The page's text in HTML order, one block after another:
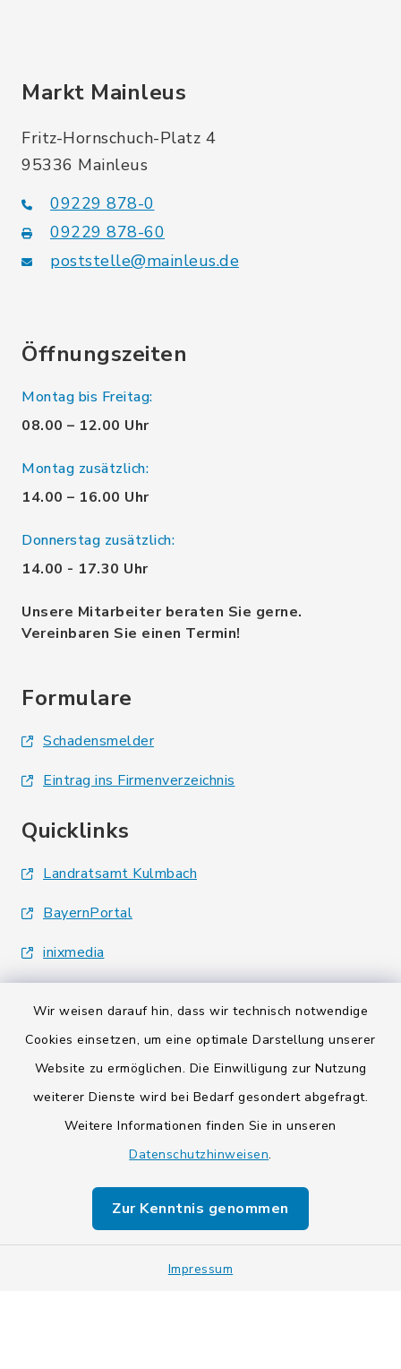
Wir weisen darauf hin, dass wir technisch notwendige
Cookies einsetzen, um eine optimale Darstellung unserer
Website zu ermöglichen. Die Einwilligung zur Nutzung
weiterer Dienste wird bei Bedarf gesondert abgefragt.
Weitere Informationen finden Sie in unseren
Datenschutzhinweisen.
Zur Kenntnis genommen
Impressum
Markt Mainleus
Fritz-Hornschuch-Platz 4
95336 Mainleus
09229 878-0
09229 878-60
poststelle@mainleus.de
Öffnungszeiten
Montag bis Freitag:
08.00 – 12.00 Uhr
Montag zusätzlich:
14.00 – 16.00 Uhr
Donnerstag zusätzlich:
14.00 - 17.30 Uhr
Unsere Mitarbeiter beraten Sie gerne.
Vereinbaren Sie einen Termin!
Formulare
Schadensmelder
Eintrag ins Firmenverzeichnis
Quicklinks
Landratsamt Kulmbach
BayernPortal
inixmedia
Barrierefreiheit
Impressum
Sitemap